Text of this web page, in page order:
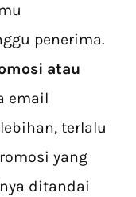
penerima.
atau
email
terlalu
yang
ditandai